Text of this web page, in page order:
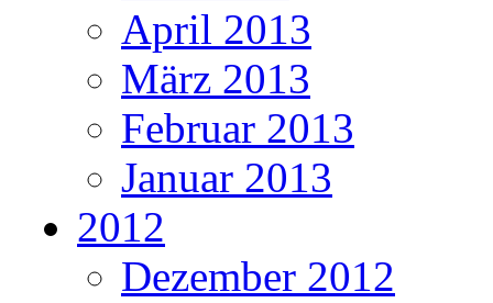
April 2013
März 2013
Februar 2013
Januar 2013
2012
Dezember 2012